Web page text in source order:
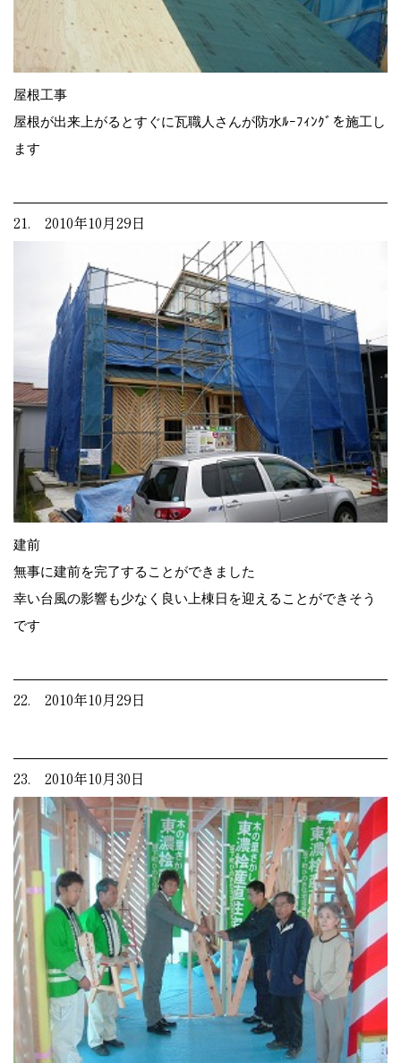
屋根工事
屋根が出来上がるとすぐに瓦職人さんが防水ﾙｰﾌｨﾝｸﾞを施工し
ます
21. 2010年10月29日
建前
無事に建前を完了することができました
幸い台風の影響も少なく良い上棟日を迎えることができそう
です
22. 2010年10月29日
23. 2010年10月30日